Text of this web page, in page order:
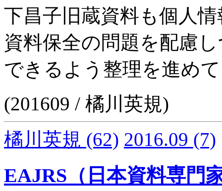
下昌子旧蔵資料も個人
資料保全の問題を配慮
できるよう整理を進め
(201609 / 橘川英規)
橘川英規 (62) 2016.09 (7)
EAJRS（日本資料専門